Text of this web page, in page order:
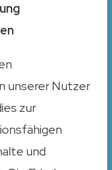
unserer Nutzer
zur
und